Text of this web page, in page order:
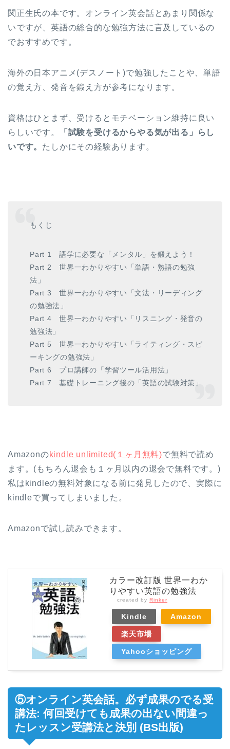
関正生氏の本です。オンライン英会話とあまり関係な
いですが、英語の総合的な勉強方法に言及しているの
でおすすめです。
海外の日本アニメ(デスノート)で勉強したことや、単語
の覚え方、発音を鍛え方が参考になります。
資格はひとまず、受けるとモチベーション維持に良い
らしいです。
「試験を受けるからやる気が出る」らし
いです。 たしかにその経験あります。
もくじ
Part 1 語学に必要な「メンタル」を鍛えよう！
Part 2 世界一わかりやすい「単語・熟語の勉強
法」
Part 3 世界一わかりやすい「文法・リーディング
の勉強法」
Part 4 世界一わかりやすい「リスニング・発音の
勉強法」
Part 5 世界一わかりやすい「ライティング・スピ
ーキングの勉強法」
Part 6 プロ講師の「学習ツール活用法」
Part 7 基礎トレーニング後の「英語の試験対策」
Amazonのkindle unlimited(１ヶ月無料)で無料で読め
ます。(もちろん退会も１ヶ月以内の退会で無料です。)
私はkindleの無料対象になる前に発見したので、実際に
kindleで買ってしまいました。
Amazonで試し読みできます。
カラー改訂版 世界一わか
りやすい英語の勉強法
created by Rinker
Kindle Amazon
楽天市場
Yahooショッピング
⑤オンライン英会話。必ず成果のでる受
講法: 何回受けても成果の出ない間違っ
たレッスン受講法と決別 (BS出版)